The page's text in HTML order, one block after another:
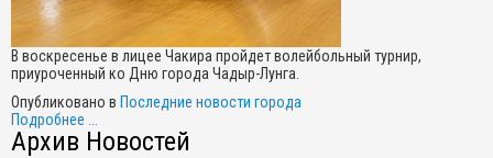
В воскресенье в лицее Чакира пройдет волейбольный турнир,
приуроченный ко Дню города Чадыр-Лунга.
Опубликовано в Последние новости города
Подробнее ...
Архив Новостей